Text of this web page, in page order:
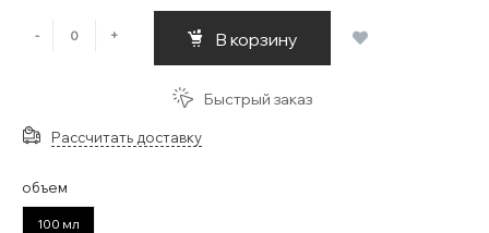
- + В корзину
Быстрый заказ
Рассчитать доставку
объем
100 мл